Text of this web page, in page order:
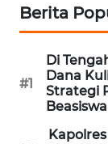
Berita
#1
Di
Dana
Strategi
Beasiswa
BERAMPU
NEWS